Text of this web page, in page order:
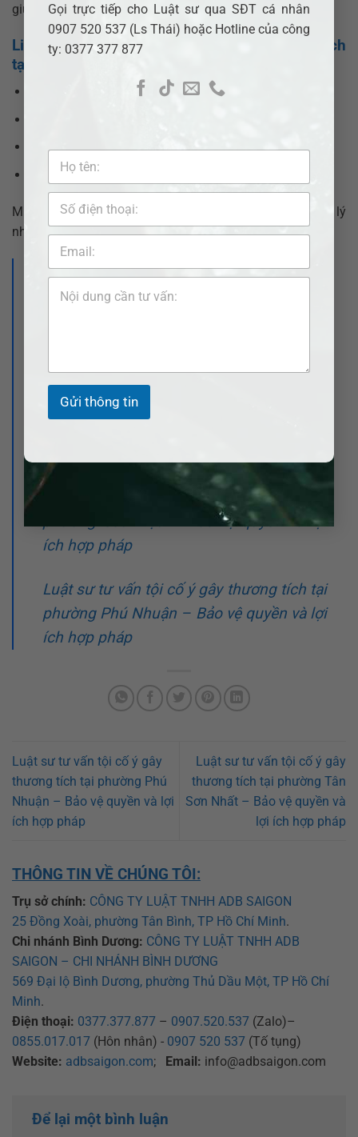
Gọi trực tiếp cho Luật sư qua SĐT cá nhân
0907 520 537 (Ls Thái) hoặc Hotline của công
ty: 0377 377 877
Gửi thông tin
giúp giảm mức án hoặc chuyển đổi hình phạt.
Liên hệ luật sư tư vấn tội cố ý gây thương tích
tại phường Tân Sơn Hòa
0377377877 –0907520537
Fanpage: Pháp lý nhanh VN
Website:https://adbsaigon.com/lien-he/
Miễn phí tư vấn ban đầu – Bảo mật thông tin – Xử lý
nhanh chóng, chuyên nghiệp.
>>> Xem thêm:
Luật sư tư vấn tội cố ý gây thương tích tại
Luật sư tư vấn tội cố ý gây thương tích tại
phường Cầu Kiệu – Bảo vệ quyền và lợi
ích hợp pháp
Luật sư tư vấn tội cố ý gây thương tích tại
phường Phú Nhuận – Bảo vệ quyền và lợi
ích hợp pháp
Luật sư tư vấn tội cố ý gây
thương tích tại phường Phú
Nhuận – Bảo vệ quyền và lợi
ích hợp pháp
Luật sư tư vấn tội cố ý gây
thương tích tại phường Tân
Sơn Nhất – Bảo vệ quyền và
lợi ích hợp pháp
THÔNG TIN VỀ CHÚNG TÔI:
Trụ sở chính: CÔNG TY LUẬT TNHH ADB SAIGON
25 Đồng Xoài, phường Tân Bình, TP Hồ Chí Minh.
Chi nhánh Bình Dương: CÔNG TY LUẬT TNHH ADB
SAIGON – CHI NHÁNH BÌNH DƯƠNG
569 Đại lộ Bình Dương, phường Thủ Dầu Một, TP Hồ Chí
Minh.
Điện thoại: 0377.377.877 – 0907.520.537 (Zalo)–
0855.017.017 (Hôn nhân) - 0907 520 537 (Tố tụng)
Website: adbsaigon.com; Email: info@adbsaigon.com
Để lại một bình luận